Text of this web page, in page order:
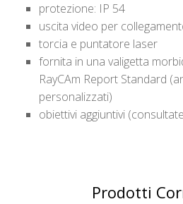
protezione: IP 54
uscita video per
torcia e puntatore laser
fornita in una valigetta
RayCAm Report Standard
personalizzati)
obiettivi aggiuntivi
Prodotti